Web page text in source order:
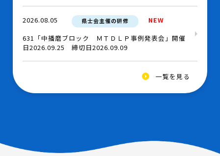
2026.07.10 OT協会
2026.07.01 その他
2026.06.22 その他
2026.08.05 県士会主催の研修
NEW
631「中播磨ブロック ＭＴＤＬＰ事例発表会」開催
日2026.09.25 締切日2026.09.09
NEW
【主催：兵庫 JRAT ・ 阪神北圏域リハビリテーション
【主催：日本がんリハビリテーション学会（SIG）】
一覧を見る